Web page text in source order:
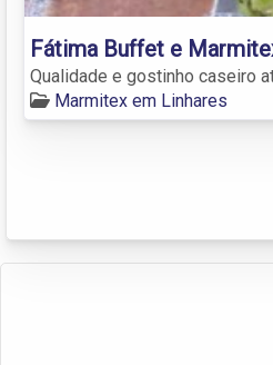
Fátima Buffet e
Qualidade e gostinho caseiro
Marmitex em Linhares